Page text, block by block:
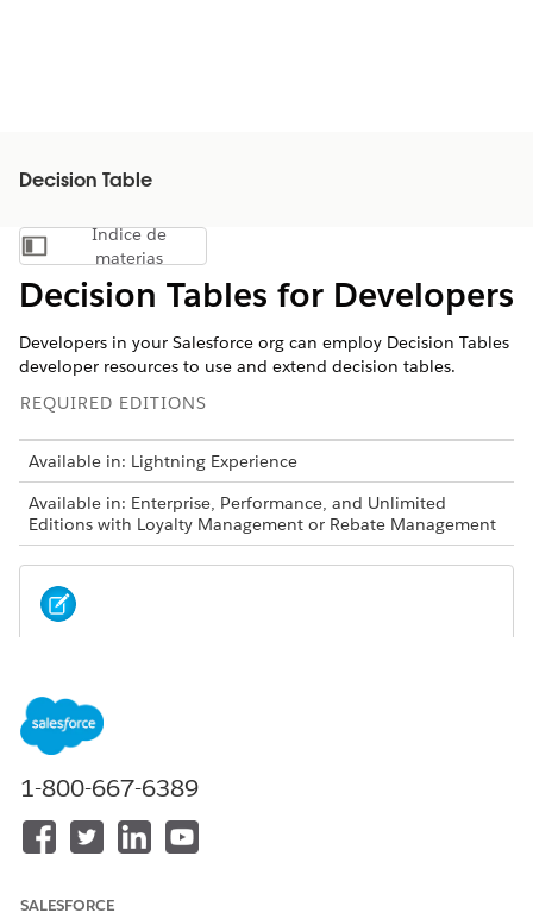
Decision Table
Mostrar índice de materias
Índice de
materias
Decision Tables for Developers
Developers in your Salesforce org can employ Decision Tables
developer resources to use and extend decision tables.
REQUIRED EDITIONS
Available in: Lightning Experience
Available in: Enterprise, Performance, and Unlimited
Editions with Loyalty Management or Rebate Management
Rules Engine. If your org has Business Rules Engine
enabled, see
Create decision tables using Metadata API
Invoke decision tables using Connect Rest API
Invoke decision tables using Apex
Refresh decision tables using a standard invocable action
1-800-667-6389
SALESFORCE